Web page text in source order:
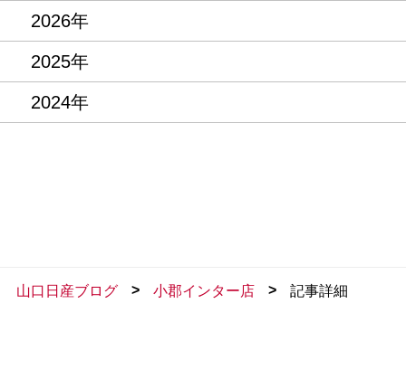
2026年
2025年
2024年
山口日産ブログ > 小郡インター店 > 記事詳細